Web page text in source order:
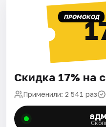
ПРОМОКОД
Скидка 17% на
Применили: 2 541 раз